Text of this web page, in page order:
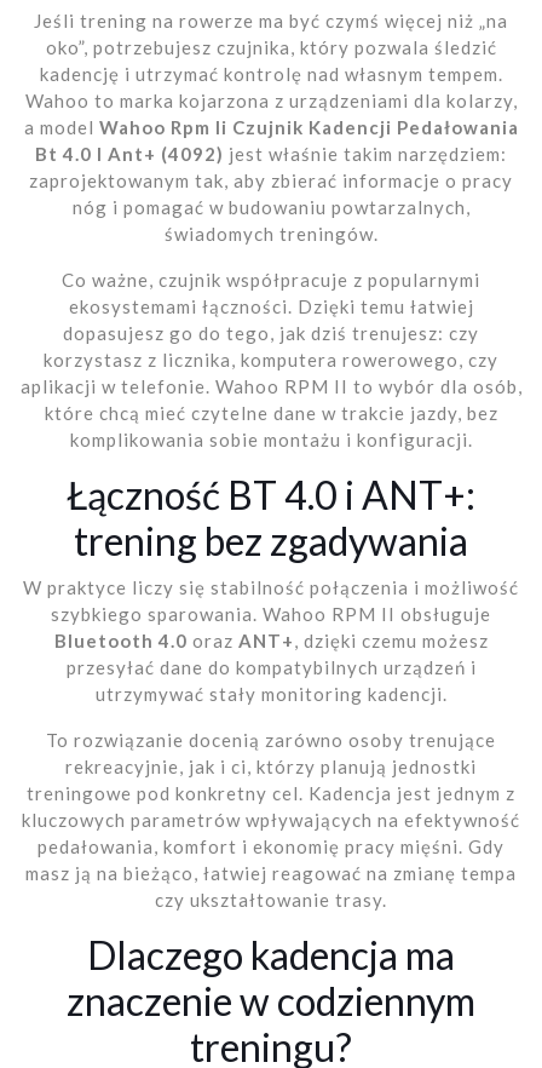
Jeśli trening na rowerze ma być czymś więcej niż „na
oko”, potrzebujesz czujnika, który pozwala śledzić
kadencję i utrzymać kontrolę nad własnym tempem.
Wahoo to marka kojarzona z urządzeniami dla kolarzy,
a model Wahoo Rpm Ii Czujnik Kadencji Pedałowania
Bt 4.0 I Ant+ (4092) jest właśnie takim narzędziem:
zaprojektowanym tak, aby zbierać informacje o pracy
nóg i pomagać w budowaniu powtarzalnych,
świadomych treningów.
Co ważne, czujnik współpracuje z popularnymi
ekosystemami łączności. Dzięki temu łatwiej
dopasujesz go do tego, jak dziś trenujesz: czy
korzystasz z licznika, komputera rowerowego, czy
aplikacji w telefonie. Wahoo RPM II to wybór dla osób,
które chcą mieć czytelne dane w trakcie jazdy, bez
komplikowania sobie montażu i konfiguracji.
Łączność BT 4.0 i ANT+:
trening bez zgadywania
W praktyce liczy się stabilność połączenia i możliwość
szybkiego sparowania. Wahoo RPM II obsługuje
Bluetooth 4.0 oraz ANT+, dzięki czemu możesz
przesyłać dane do kompatybilnych urządzeń i
utrzymywać stały monitoring kadencji.
To rozwiązanie docenią zarówno osoby trenujące
rekreacyjnie, jak i ci, którzy planują jednostki
treningowe pod konkretny cel. Kadencja jest jednym z
kluczowych parametrów wpływających na efektywność
pedałowania, komfort i ekonomię pracy mięśni. Gdy
masz ją na bieżąco, łatwiej reagować na zmianę tempa
czy ukształtowanie trasy.
Dlaczego kadencja ma
znaczenie w codziennym
treningu?